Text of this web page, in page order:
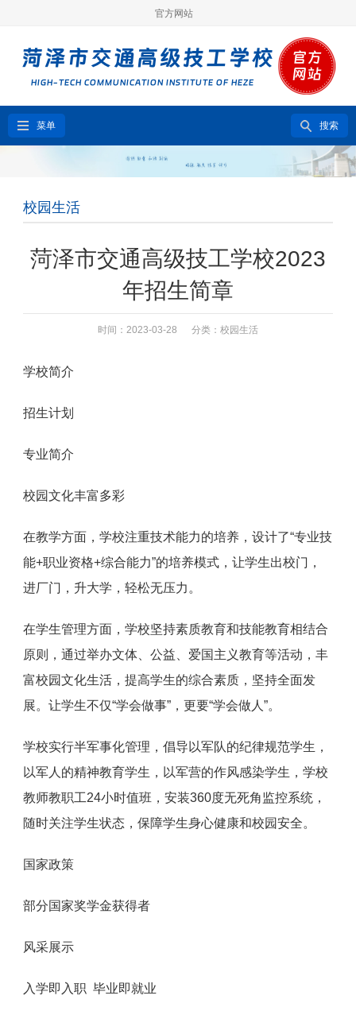
官方网站
菜单 搜索
校园生活
菏泽市交通高级技工学校2023
年招生简章
时间：2023-03-28 分类： 校园生活
学校简介
招生计划
专业简介
校园文化丰富多彩
在教学方面，学校注重技术能力的培养，设计了“专业技
能+职业资格+综合能力”的培养模式，让学生出校门，
进厂门，升大学，轻松无压力。
在学生管理方面，学校坚持素质教育和技能教育相结合
原则，通过举办文体、公益、爱国主义教育等活动，丰
富校园文化生活，提高学生的综合素质，坚持全面发
展。让学生不仅“学会做事”，更要“学会做人”。
学校实行半军事化管理，倡导以军队的纪律规范学生，
以军人的精神教育学生，以军营的作风感染学生，学校
教师教职工24小时值班，安装360度无死角监控系统，
随时关注学生状态，保障学生身心健康和校园安全。
国家政策
部分国家奖学金获得者
风采展示
入学即入职 毕业即就业